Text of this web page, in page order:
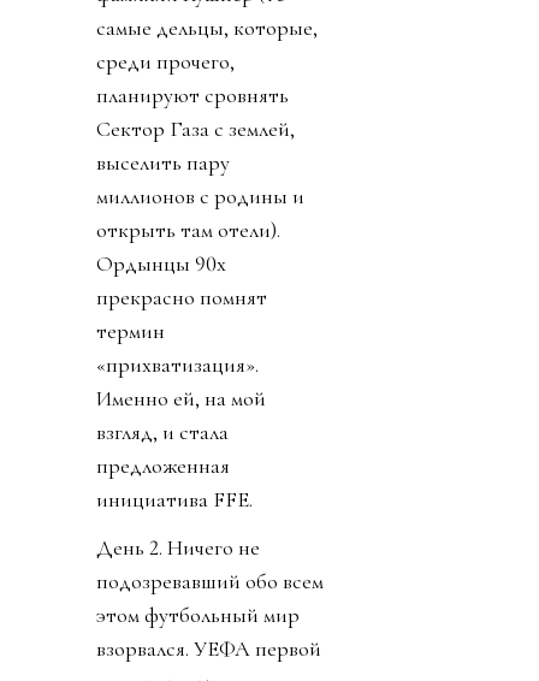
самые дельцы, которые,
среди прочего,
планируют сровнять
Сектор Газа с землей,
выселить пару
миллионов с родины и
открыть там отели).
Ордынцы 90х
прекрасно помнят
термин
«прихватизация».
Именно ей, на мой
взгляд, и стала
предложенная
инициатива FFE.
День 2. Ничего не
подозревавший обо всем
этом футбольный мир
взорвался. УЕФА первой